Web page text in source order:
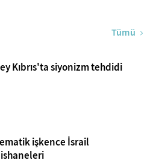
Tümü
Kıbrıs'ta siyonizm tehdidi
işkence İsrail